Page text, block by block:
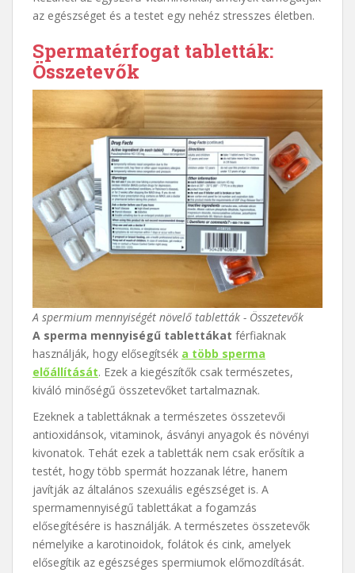
az egészséget és a testet egy nehéz stresszes életben.
Spermatérfogat tabletták:
Összetevők
A spermium mennyiségét növelő tabletták - Összetevők
A sperma mennyiségű tablettákat férfiaknak
használják, hogy elősegítsék a több sperma
előállítását. Ezek a kiegészítők csak természetes,
kiváló minőségű összetevőket tartalmaznak.
Ezeknek a tablettáknak a természetes összetevői
antioxidánsok, vitaminok, ásványi anyagok és növényi
kivonatok. Tehát ezek a tabletták nem csak erősítik a
testét, hogy több spermát hozzanak létre, hanem
javítják az általános szexuális egészséget is. A
spermamennyiségű tablettákat a fogamzás
elősegítésére is használják. A természetes összetevők
némelyike a karotinoidok, folátok és cink, amelyek
elősegítik az egészséges spermiumok előmozdítását.